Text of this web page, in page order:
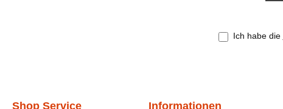
Ich habe die
Shop Service Informationen